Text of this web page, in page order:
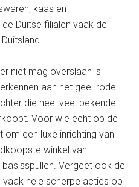
kaas en
Duitse filialen vaak de
niet mag overslaan is
aan het geel-rode
die heel veel bekende
Voor wie echt op de
om een luxe inrichting van
winkel van
Vergeet ook de
vaak hele scherpe acties op